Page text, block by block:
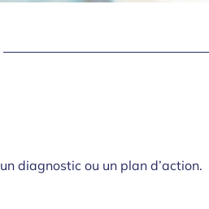
diagnostic ou un plan d’action.